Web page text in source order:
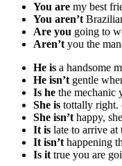
You are my best
You aren’t
Are you going to
Aren’t you the
He is a handsome
He isn’t gentle
Is he the mechanic
She is tottally right.
She isn’t happy,
It is late to arrive at
It isn’t happening
Is it true you are